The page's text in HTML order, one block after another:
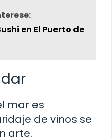
en El Puerto de
mar es
de vinos se
arte.